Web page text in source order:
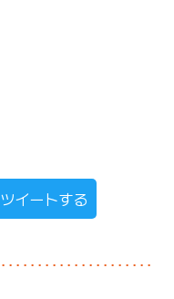
ツイートする